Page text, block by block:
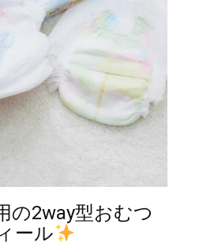
の2way型おむつ
ール